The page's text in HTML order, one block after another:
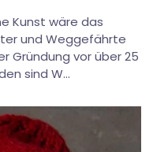
Kunst wäre das
und Weggefährte
Gründung vor über 25
sind W…